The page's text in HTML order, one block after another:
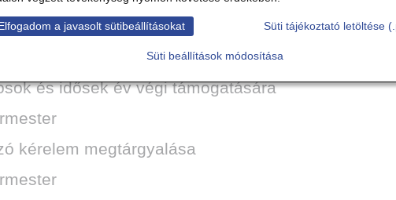
főjegyző
és idősek év végi támogatására
kérelem megtárgyalása
a javasolt sütibeállításokat Süti tájékoztató letöltése
Süti beállítások módosítása